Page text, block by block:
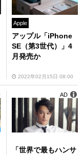
Apple
アップル「iPhone
SE（第3世代）」4
月発売か
2022年02月15日 08:00
「世界で最もハンサ
AD